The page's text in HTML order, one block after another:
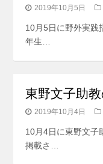
2019年10月5日
10月5日に野外実践
年生…
東野文子助
2019年10月4日
10月4日に東野文子
掲載さ…